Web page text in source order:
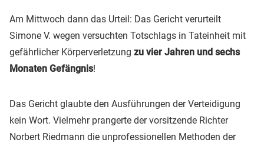
Am Mittwoch dann das Urteil: Das Gericht verurteilt
Simone V. wegen versuchten Totschlags in Tateinheit mit
gefährlicher Körperverletzung zu vier Jahren und sechs
Monaten Gefängnis!
Das Gericht glaubte den Ausführungen der Verteidigung
kein Wort. Vielmehr prangerte der vorsitzende Richter
Norbert Riedmann die unprofessionellen Methoden der